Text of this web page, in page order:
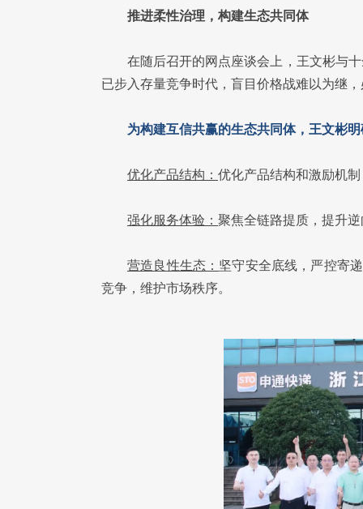
推进柔性治理，构建生态共同体
在随后召开的网点座谈会上，王文彬与
已步入存量竞争时代，盲目价格战难以为继
为构建互信共赢的生态共同体，王文彬
优化产品结构： 优化产品结构和激励机
强化服务体验： 聚焦全链路提质，提升
营造良性生态： 坚守安全底线，严控寄
竞争，维护市场秩序。